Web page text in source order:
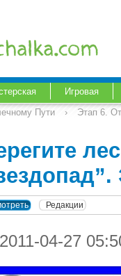
Игровая
Пути ›
Этап 6.
Редакции
04-27